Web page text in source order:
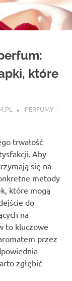
które
PERFUMY –
trwałość
Aby
się na
metody
które mogą
do
na
to kluczowe
przez
zgłębić